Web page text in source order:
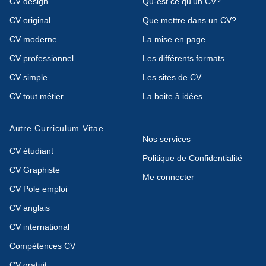
CV original
CV moderne
CV professionnel
CV simple
CV tout métier
Que mettre dans un CV?
La mise en page
Les différents formats
Les sites de CV
La boite à idées
Autre Curriculum Vitae
CV étudiant
CV Graphiste
CV Pole emploi
CV anglais
CV international
Compétences CV
Nos services
Politique de Confidentialité
Me connecter